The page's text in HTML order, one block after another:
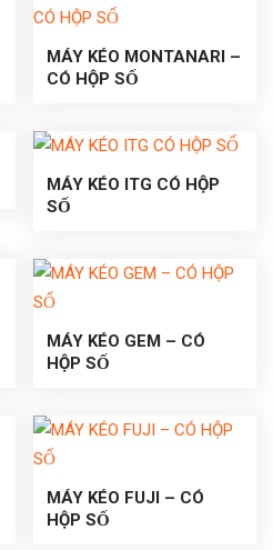
MÁY KÉO MONTANARI –
CÓ HỘP SỐ
MÁY KÉO ITG CÓ HỘP
SỐ
MÁY KÉO GEM – CÓ
HỘP SỐ
MÁY KÉO FUJI – CÓ
HỘP SỐ